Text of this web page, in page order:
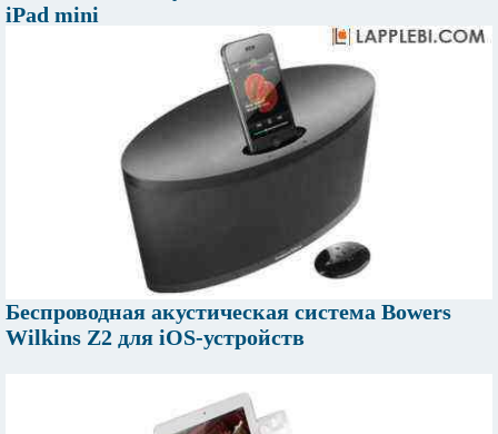
iPad mini
Беспроводная акустическая система Bowers
Wilkins Z2 для iOS-устройств